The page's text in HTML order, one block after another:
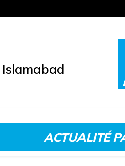
Islamabad
ACTUALITÉ